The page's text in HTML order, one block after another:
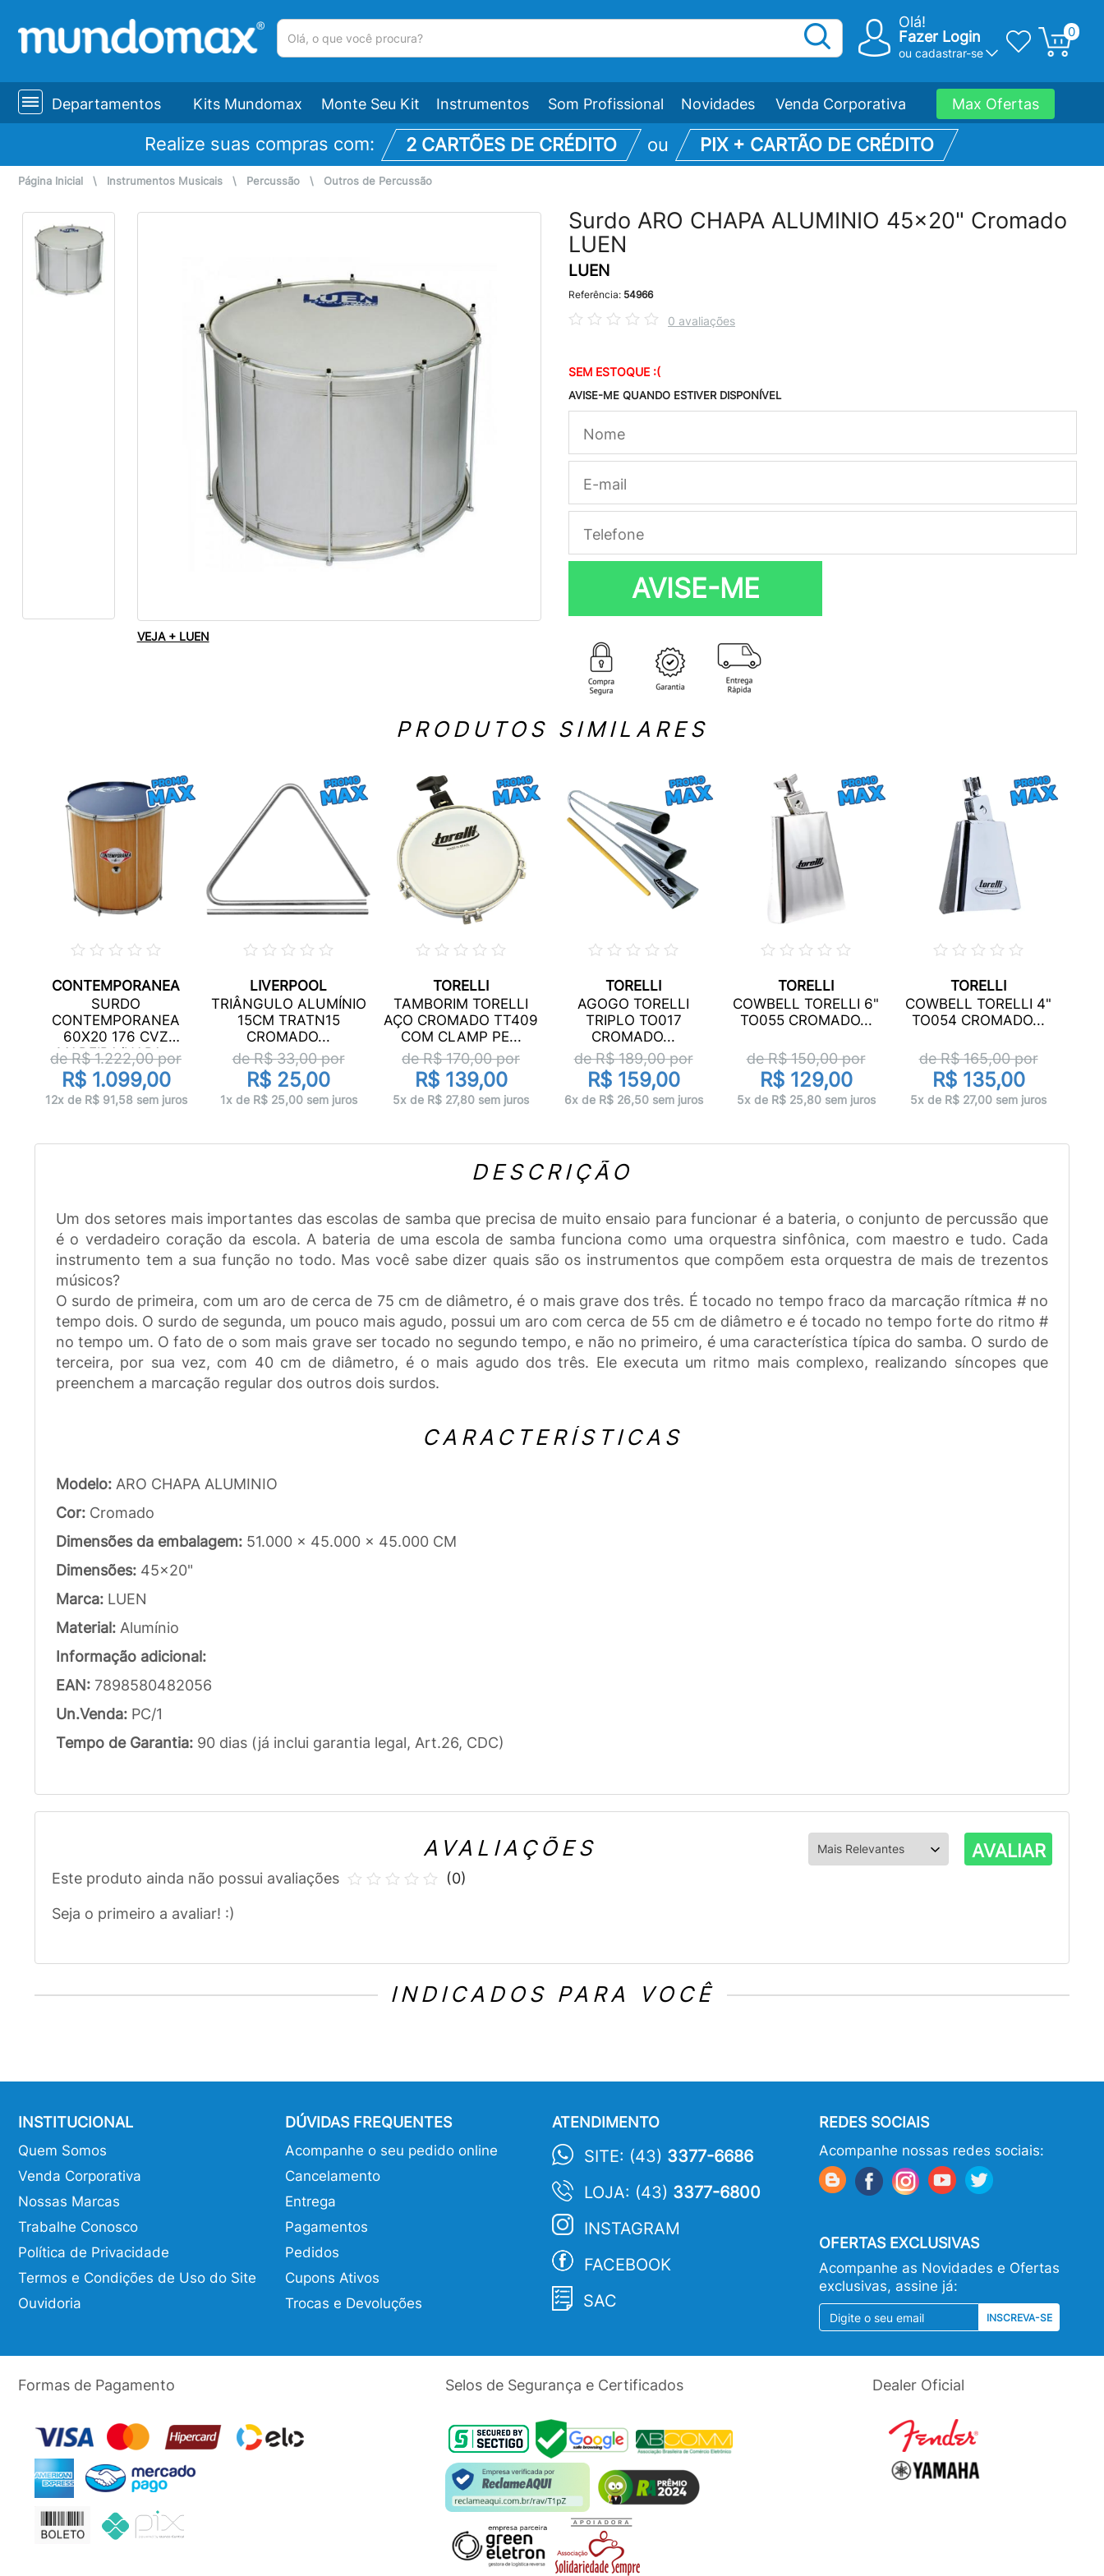
Olá!
Fazer Login
ou cadastrar-se
0
Departamentos Kits Mundomax Monte Seu Kit Instrumentos Som Profissional Novidades Venda Corporativa Max Ofertas
Realize suas compras com: 2 CARTÕES DE CRÉDITO ou PIX + CARTÃO DE CRÉDITO
Página Inicial \ Instrumentos Musicais \ Percussão \ Outros de Percussão
VEJA + LUEN
Surdo ARO CHAPA ALUMINIO 45x20" Cromado
LUEN
LUEN
Referência: 54966
0 avaliações
SEM ESTOQUE :(
AVISE-ME QUANDO ESTIVER DISPONÍVEL
AVISE-ME
PRODUTOS SIMILARES
CONTEMPORANEA
SURDO
CONTEMPORANEA
60X20 176 CVZ
MADEIRA/NAPA...
de R$1.222,00por
R$ 1.099,00
12x de R$ 91,58 sem juros
LIVERPOOL
TRIÂNGULO ALUMÍNIO
15CM TRATN15
CROMADO...
de R$33,00por
R$ 25,00
1x de R$ 25,00 sem juros
TORELLI
TAMBORIM TORELLI
AÇO CROMADO TT409
COM CLAMP PE...
de R$170,00por
R$ 139,00
5x de R$ 27,80 sem juros
TORELLI
AGOGO TORELLI
TRIPLO TO017
CROMADO...
de R$189,00por
R$ 159,00
6x de R$ 26,50 sem juros
TORELLI
COWBELL TORELLI 6"
TO055 CROMADO...
de R$150,00por
R$ 129,00
5x de R$ 25,80 sem juros
TORELLI
COWBELL TORELLI 4"
TO054 CROMADO...
de R$165,00por
R$ 135,00
5x de R$ 27,00 sem juros
DESCRIÇÃO
Um dos setores mais importantes das escolas de samba que precisa de muito ensaio para funcionar é a bateria, o conjunto de percussão que
é o verdadeiro coração da escola. A bateria de uma escola de samba funciona como uma orquestra sinfônica, com maestro e tudo. Cada
instrumento tem a sua função no todo. Mas você sabe dizer quais são os instrumentos que compõem esta orquestra de mais de trezentos
músicos?
O surdo de primeira, com um aro de cerca de 75 cm de diâmetro, é o mais grave dos três. É tocado no tempo fraco da marcação rítmica # no
tempo dois. O surdo de segunda, um pouco mais agudo, possui um aro com cerca de 55 cm de diâmetro e é tocado no tempo forte do ritmo #
no tempo um. O fato de o som mais grave ser tocado no segundo tempo, e não no primeiro, é uma característica típica do samba. O surdo de
terceira, por sua vez, com 40 cm de diâmetro, é o mais agudo dos três. Ele executa um ritmo mais complexo, realizando síncopes que
preenchem a marcação regular dos outros dois surdos.
CARACTERÍSTICAS
Modelo: ARO CHAPA ALUMINIO
Cor: Cromado
Dimensões da embalagem: 51.000 x 45.000 x 45.000 CM
Dimensões: 45x20"
Marca: LUEN
Material: Alumínio
Informação adicional:
EAN: 7898580482056
Un.Venda: PC/1
Tempo de Garantia: 90 dias (já inclui garantia legal, Art.26, CDC)
AVALIAÇÕES AVALIAR
Este produto ainda não possui avaliações
Seja o primeiro a avaliar! :)
(0)
INDICADOS PARA VOCÊ
INSTITUCIONAL
Quem Somos
Venda Corporativa
Nossas Marcas
Trabalhe Conosco
Política de Privacidade
Termos e Condições de Uso do Site
Ouvidoria
DÚVIDAS FREQUENTES
Acompanhe o seu pedido online
Cancelamento
Entrega
Pagamentos
Pedidos
Cupons Ativos
Trocas e Devoluções
ATENDIMENTO
SITE: (43) 3377-6686
LOJA: (43) 3377-6800
INSTAGRAM
FACEBOOK
SAC
REDES SOCIAIS
Acompanhe nossas redes sociais:
OFERTAS EXCLUSIVAS
Acompanhe as Novidades e Ofertas
exclusivas, assine já:
INSCREVA-SE
Formas de Pagamento Selos de Segurança e Certificados Dealer Oficial